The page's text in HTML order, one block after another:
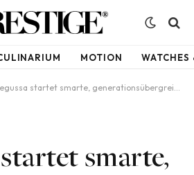
MOTION WATCHES
startet smarte, generationsübergreifende Kampagne für Edelmetalle
smarte,